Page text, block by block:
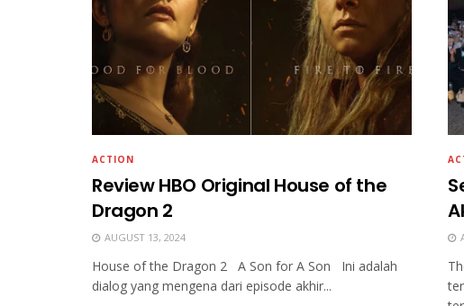
ACTION
Review HBO Original House of the
Dragon 2
AUGUST 13, 2024
House of the Dragon 2 A Son for A Son Ini adalah
dialog yang mengena dari episode akhir...